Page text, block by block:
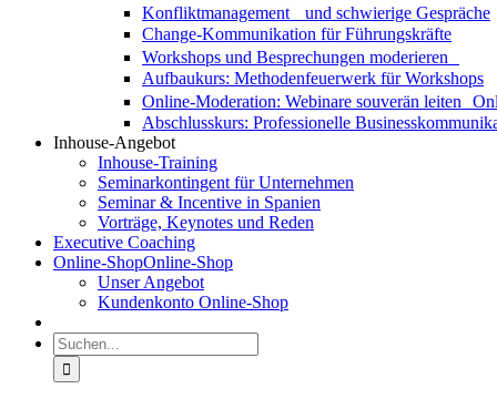
Konfliktmanagement und schwierige Gespräche
Change-Kommunikation für Führungskräfte
Workshops und Besprechungen moderieren
Aufbaukurs: Methodenfeuerwerk für Workshops
Online-Moderation: Webinare souverän leiten
Abschlusskurs: Professionelle
Inhouse-Angebot
Inhouse-Training
Seminarkontingent für Unternehmen
Seminar & Incentive in Spanien
Vorträge, Keynotes und Reden
Executive Coaching
Online-ShopOnline-Shop
Unser Angebot
Kundenkonto Online-Shop
Suche
nach: